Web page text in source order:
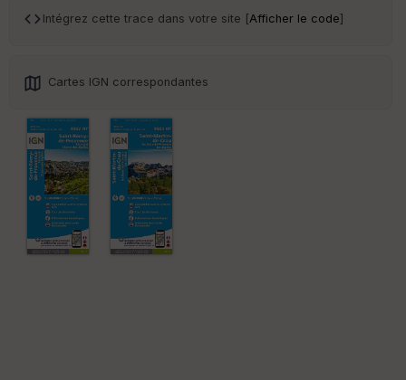
Intégrez cette trace dans votre site [Afficher le code]
Cartes IGN correspondantes